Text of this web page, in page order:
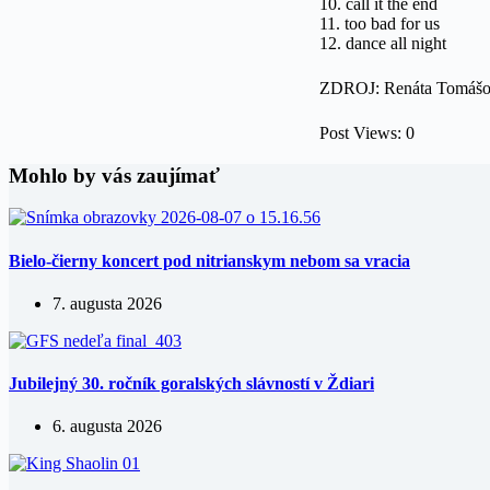
11. too bad for us
12. dance all night
ZDROJ: Renáta
Post Views: 0
Mohlo by vás zaujímať
Bielo-čierny koncert pod nitrianskym nebom sa vracia
7. augusta 2026
Jubilejný 30. ročník goralských slávností v Ždiari
6. augusta 2026